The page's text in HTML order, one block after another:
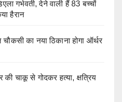
गर्भवती, देने वाली हैं 83 बच्चों
हैरान
चौकसी का नया ठिकाना होगा ऑर्थर
की चाकू से गोदकर हत्या, क्षत्रिय